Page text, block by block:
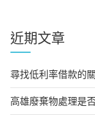
近期文章
尋找低利率借款的
高雄廢棄物處理是